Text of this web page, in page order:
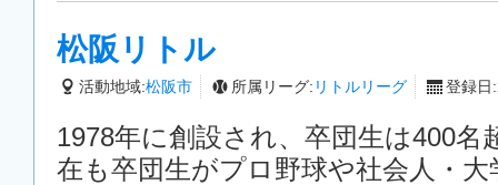
松阪リトル
活動地域:松阪市 所属リーグ: リトルリーグ 登録日
1978年に創設され、卒団生は400
在も卒団生がプロ野球や社会人・